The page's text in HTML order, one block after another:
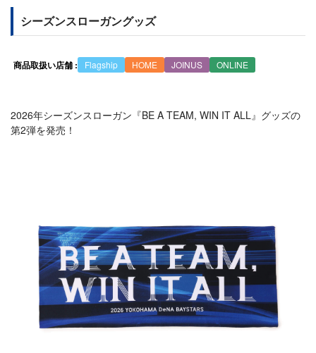
シーズンスローガングッズ
商品取扱い店舗 : Flagship HOME JOINUS ONLINE
2026年シーズンスローガン『BE A TEAM, WIN IT ALL』グッズの
第2弾を発売！